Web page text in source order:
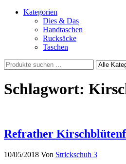
Kategorien
Dies & Das
Handtaschen
Rucksäcke
Taschen
Schlagwort:
Refrather
10/05/2018 Von Strickschuh 3